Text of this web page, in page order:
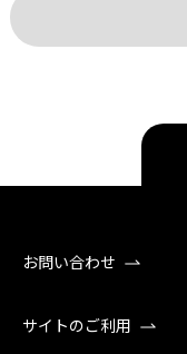
お問い合わせ
サイトのご利用